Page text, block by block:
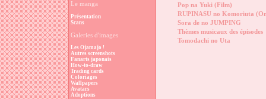
Le manga
Présentation
Scans
Galeries d'images
Les Ojamajo !
Autres screenshots
Fanarts japonais
How-to-draw
Trading cards
Coloriages
Wallpapers
Avatars
Adoptions
Pop na Yuki (Film)
RUPINASU no Komoriuta
Sora de no JUMPING
Thèmes musicaux des épisodes
Tomodachi no Uta